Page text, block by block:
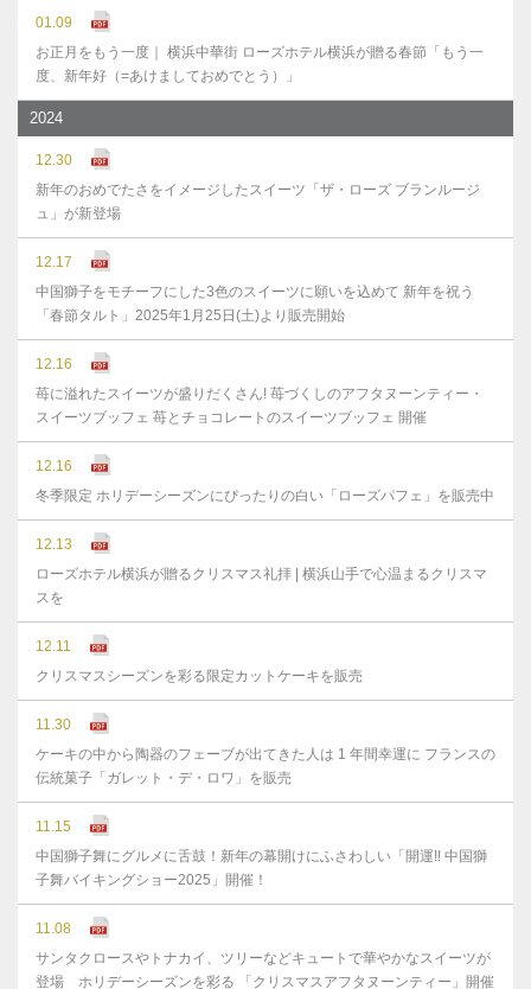
01.09
お正月をもう一度｜ 横浜中華街 ローズホテル横浜が贈る春節「もう一
度、新年好（=あけましておめでとう）」
2024
12.30
新年のおめでたさをイメージしたスイーツ「ザ・ローズ ブランルージ
ュ」が新登場
12.17
中国獅子をモチーフにした3色のスイーツに願いを込めて 新年を祝う
「春節タルト」2025年1月25日(土)より販売開始
12.16
苺に溢れたスイーツが盛りだくさん! 苺づくしのアフタヌーンティー・
スイーツブッフェ 苺とチョコレートのスイーツブッフェ 開催
12.16
冬季限定 ホリデーシーズンにぴったりの白い「ローズパフェ」を販売中
12.13
ローズホテル横浜が贈るクリスマス礼拝 | 横浜山手で心温まるクリスマ
スを
12.11
クリスマスシーズンを彩る限定カットケーキを販売
11.30
ケーキの中から陶器のフェーブが出てきた人は 1 年間幸運に フランスの
伝統菓子「ガレット・デ・ロワ」を販売
11.15
中国獅子舞にグルメに舌鼓！新年の幕開けにふさわしい「開運!! 中国獅
子舞バイキングショー2025」開催！
11.08
サンタクロースやトナカイ、ツリーなどキュートで華やかなスイーツが
登場 ホリデーシーズンを彩る 「クリスマスアフタヌーンティー」開催